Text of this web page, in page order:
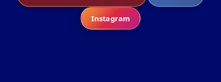
Instagram